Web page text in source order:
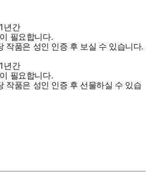
년간
필요합니다.
작품은 성인 인증 후 보실 수 있습니다.
년간
필요합니다.
작품은 성인 인증 후 선물하실 수 있습